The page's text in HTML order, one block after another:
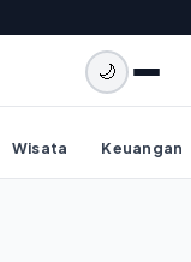
🌙
Wisata Keuangan